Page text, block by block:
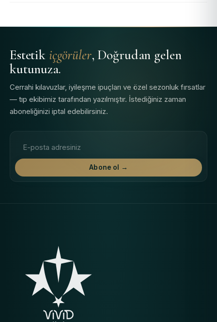
Estetik içgörüler, Doğrudan gelen
kutunuza.
Cerrahi kılavuzlar, iyileşme ipuçları ve özel sezonluk fırsatlar
— tıp ekibimiz tarafından yazılmıştır. İstediğiniz zaman
aboneliğinizi iptal edebilirsiniz.
Abone ol →